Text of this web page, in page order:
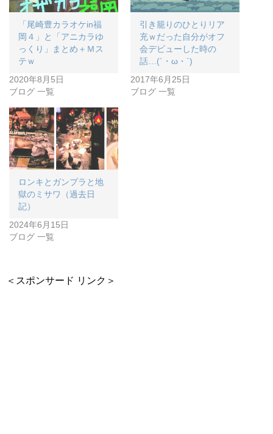
「尾崎豊カラオケin福
岡４」と「アニカラゆ
っくり」まとめ＋Ｍス
テｗ
2020年8月5日
ブログ 一覧
引き籠りのひとりリア
充ｗだった自分がオフ
会デビューした時の
話…(´・ω・`)
2017年6月25日
ブログ 一覧
ロンキとガンプラと地
獄のミサワ（過去日
記）
2024年6月15日
ブログ 一覧
＜スポンサード リンク＞